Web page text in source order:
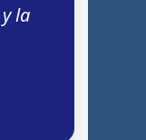
la